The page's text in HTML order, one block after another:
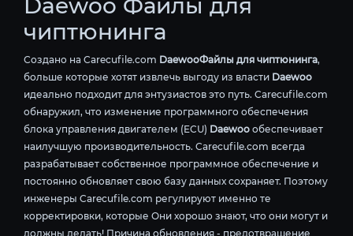
Daewoo Файлы для
чиптюнинга
Создано на Carecufile.com DaewooФайлы для чиптюнинга,
больше которые хотят извлечь выгоду из власти Daewoo
идеально подходит для энтузиастов это путь. Carecufile.com
обнаружил, что изменение программного обеспечения
блока управления двигателем (ECU) Daewoo обеспечивает
наилучшую производительность. Carecufile.com всегда
разрабатывает собственное программное обеспечение и
постоянно обновляет свою базу данных сохраняет. Поэтому
инженеры Carecufile.com регулируют именно те
корректировки, которые Они хорошо знают, что они могут и
должны делать! Причина обновления - предотвращение